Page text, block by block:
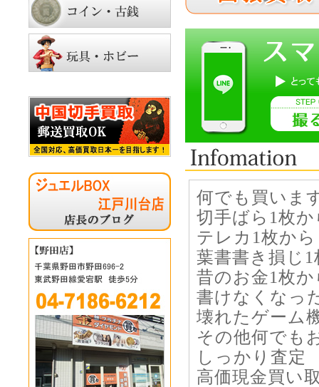
何でも買いま
切手ばら1枚か
テレカ1枚から
葉書書き損じ
昔のお金1枚か
書けなくなっ
壊れたゲーム
その他何でも
しっかり査定
高価現金買い